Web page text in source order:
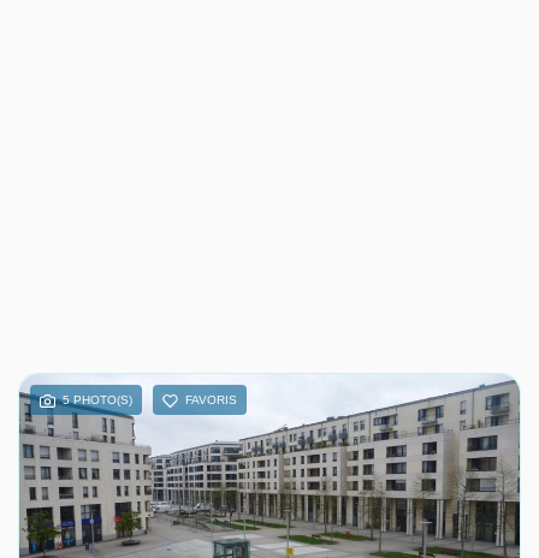
5 PHOTO(S) FAVORIS